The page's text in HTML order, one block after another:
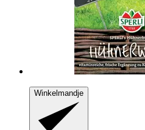
Winkelmandje